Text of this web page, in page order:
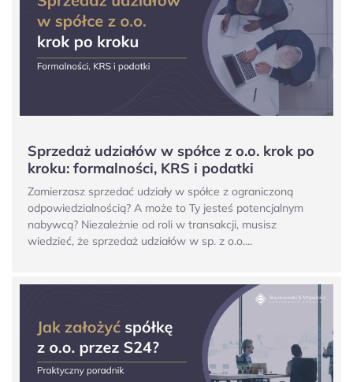
Sprzedaż udziałów w spółce z o.o. krok po
kroku: formalności, KRS i podatki
Zamierzasz sprzedać udziały w spółce z ograniczoną
odpowiedzialnością? A może to Ty jesteś potencjalnym
nabywcą? Niezależnie od roli w transakcji, musisz
wiedzieć, że sprzedaż udziałów w sp. z o.o....